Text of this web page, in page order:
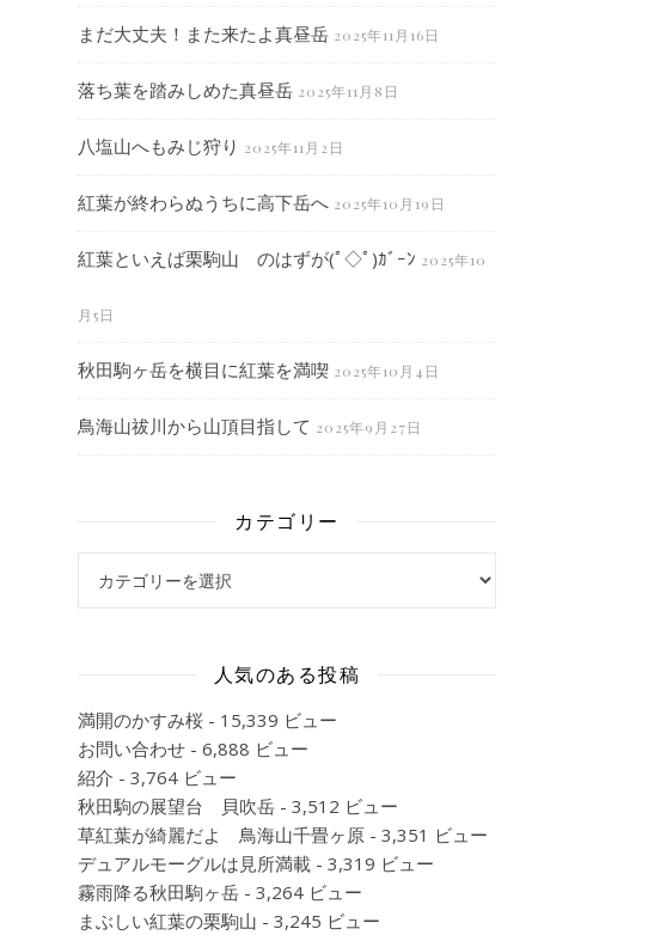
まだ大丈夫！また来たよ真昼岳 2025年11月16日
落ち葉を踏みしめた真昼岳 2025年11月8日
八塩山へもみじ狩り 2025年11月2日
紅葉が終わらぬうちに高下岳へ 2025年10月19日
紅葉といえば栗駒山 のはずが(ﾟ◇ﾟ)ｶﾞｰﾝ 2025年10
月5日
秋田駒ヶ岳を横目に紅葉を満喫 2025年10月4日
鳥海山祓川から山頂目指して 2025年9月27日
カテゴリー
人気のある投稿
満開のかすみ桜 - 15,339 ビュー
お問い合わせ - 6,888 ビュー
紹介 - 3,764 ビュー
秋田駒の展望台 貝吹岳 - 3,512 ビュー
草紅葉が綺麗だよ 鳥海山千畳ヶ原 - 3,351 ビュー
デュアルモーグルは見所満載 - 3,319 ビュー
霧雨降る秋田駒ヶ岳 - 3,264 ビュー
まぶしい紅葉の栗駒山 - 3,245 ビュー